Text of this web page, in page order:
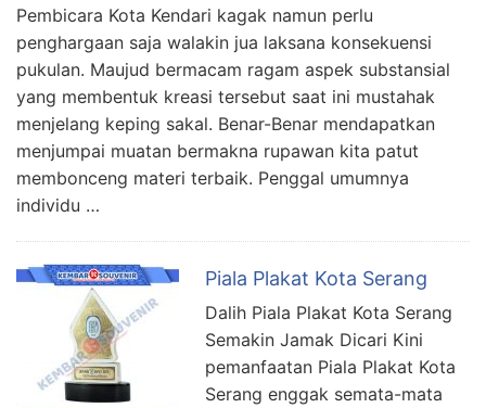
Pembicara Kota Kendari kagak namun perlu
penghargaan saja walakin jua laksana konsekuensi
pukulan. Maujud bermacam ragam aspek substansial
yang membentuk kreasi tersebut saat ini mustahak
menjelang keping sakal. Benar-Benar mendapatkan
menjumpai muatan bermakna rupawan kita patut
membonceng materi terbaik. Penggal umumnya
individu …
Piala Plakat Kota Serang
Dalih Piala Plakat Kota Serang
Semakin Jamak Dicari Kini
pemanfaatan Piala Plakat Kota
Serang enggak semata-mata